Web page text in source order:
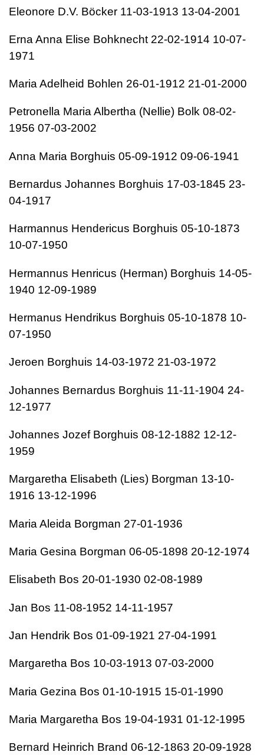
Eleonore D.V. Böcker 11-03-1913 13-04-2001
Erna Anna Elise Bohknecht 22-02-1914 10-07-
1971
Maria Adelheid Bohlen 26-01-1912 21-01-2000
Petronella Maria Albertha (Nellie) Bolk 08-02-
1956 07-03-2002
Anna Maria Borghuis 05-09-1912 09-06-1941
Bernardus Johannes Borghuis 17-03-1845 23-
04-1917
Harmannus Hendericus Borghuis 05-10-1873
10-07-1950
Hermannus Henricus (Herman) Borghuis 14-05-
1940 12-09-1989
Hermanus Hendrikus Borghuis 05-10-1878 10-
07-1950
Jeroen Borghuis 14-03-1972 21-03-1972
Johannes Bernardus Borghuis 11-11-1904 24-
12-1977
Johannes Jozef Borghuis 08-12-1882 12-12-
1959
Margaretha Elisabeth (Lies) Borgman 13-10-
1916 13-12-1996
Maria Aleida Borgman 27-01-1936
Maria Gesina Borgman 06-05-1898 20-12-1974
Elisabeth Bos 20-01-1930 02-08-1989
Jan Bos 11-08-1952 14-11-1957
Jan Hendrik Bos 01-09-1921 27-04-1991
Margaretha Bos 10-03-1913 07-03-2000
Maria Gezina Bos 01-10-1915 15-01-1990
Maria Margaretha Bos 19-04-1931 01-12-1995
Bernard Heinrich Brand 06-12-1863 20-09-1928